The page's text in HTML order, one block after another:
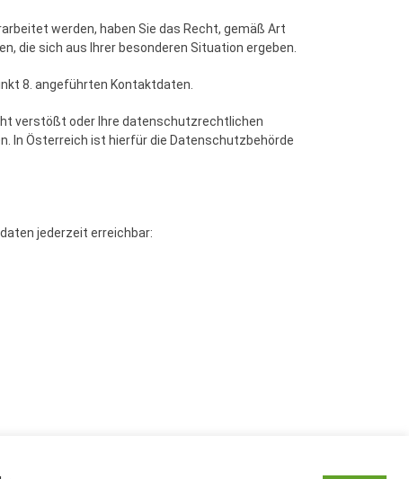
werden, haben Sie das Recht, gemäß Art
die sich aus Ihrer besonderen Situation ergeben.
8. angeführten Kontaktdaten.
verstößt oder Ihre datenschutzrechtlichen
In Österreich ist hierfür die Datenschutzbehörde
jederzeit erreichbar: